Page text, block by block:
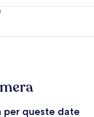
per queste date